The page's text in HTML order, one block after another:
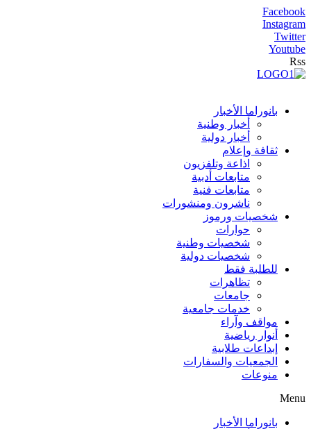
Facebook
Instagram
Twitter
Youtube
Rss
بانوراما الأخبار
أخبار وطنية
أخبار دولية
ثقافة وإعلام
اذاعة وتلفزيون
متابعات أدبية
متابعات فنية
ناشرون ومنشورات
شخصيات ورموز
حوارات
شخصيات وطنية
شخصيات دولية
للطلبة فقط
تظاهرات
جامعات
خدمات جامعية
مواقف وآراء
أنوار رياضية
إبداعات طلابية
الجمعيات والسفارات
منوعات
Menu
بانوراما الأخبار